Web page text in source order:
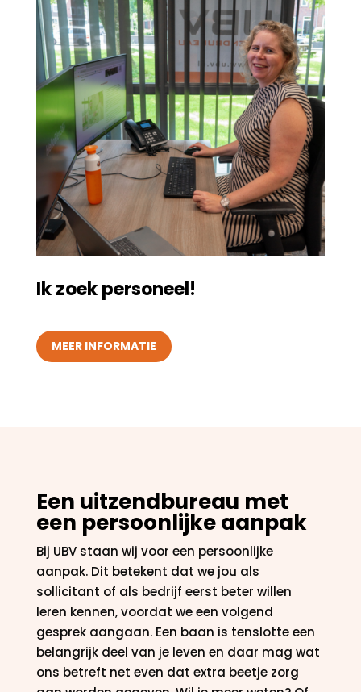
Ik zoek personeel!
MEER INFORMATIE
Een uitzendbureau met
een persoonlijke aanpak
Bij UBV staan wij voor een persoonlijke
aanpak. Dit betekent dat we jou als
sollicitant of als bedrijf eerst beter willen
leren kennen, voordat we een volgend
gesprek aangaan. Een baan is tenslotte een
belangrijk deel van je leven en daar mag wat
ons betreft net even dat extra beetje zorg